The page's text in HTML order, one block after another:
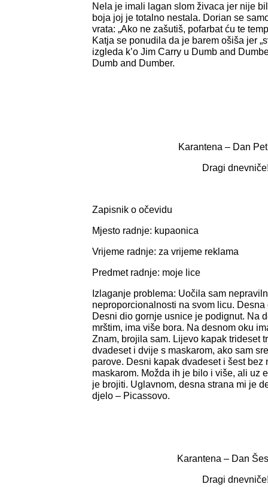
Nela je imali lagan slom živaca jer nije
boja joj je totalno nestala. Dorian se
vrata: „Ako ne zašutiš, pofarbat ću te
Katja se ponudila da je barem ošiša jer
izgleda k’o Jim Carry u Dumb and
Dumb and Dumber.
Karantena – Dan
Dragi
Zapisnik o očevidu
Mjesto radnje: kupaonica
Vrijeme radnje: za vrijeme reklama
Predmet radnje: moje lice
Izlaganje problema: Uočila sam
neproporcionalnosti na svom licu.
Desni dio gornje usnice je podignut. Na
mrštim, ima više bora. Na desnom oku
Znam, brojila sam. Lijevo kapak trideset
dvadeset i dvije s maskarom, ako sam
parove. Desni kapak dvadeset i šest bez
maskarom. Možda ih je bilo i više, ali uz
je brojiti. Uglavnom, desna strana mi je
djelo – Picassovo.
Karantena – Dan
Dragi